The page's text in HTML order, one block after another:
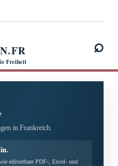
Freiheit
⌕
in Frankreich.
editierbare PDF-, Excel- und